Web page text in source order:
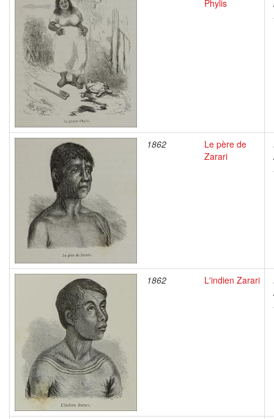
Phylis
1862
Le père de
Zarari
1862 L'indien Zarari